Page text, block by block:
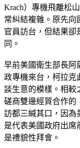
Krach）專機飛離松
常糾結複雜。原先向
官員訪台，但結果卻
同。
早前美國衛生部長阿
政專機來台，柯拉克
談生意的模樣。相較
磋商雙邊經貿合作的
訪都三緘其口，因為
是代表美國政府出席
是禮貌性拜會。